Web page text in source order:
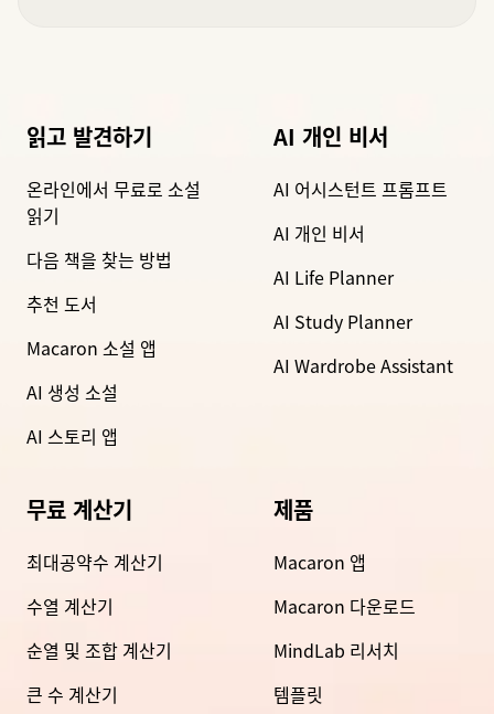
읽고 발견하기
온라인에서 무료로 소설
읽기
다음 책을 찾는 방법
추천 도서
Macaron 소설 앱
AI 생성 소설
AI 스토리 앱
AI 개인 비서
AI 어시스턴트 프롬프트
AI 개인 비서
AI Life Planner
AI Study Planner
AI Wardrobe Assistant
무료 계산기
최대공약수 계산기
수열 계산기
순열 및 조합 계산기
큰 수 계산기
제품
Macaron 앱
Macaron 다운로드
MindLab 리서치
템플릿